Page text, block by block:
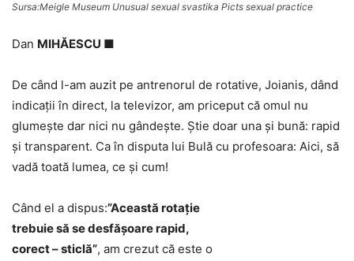
Sursa:Meigle Museum Unusual sexual svastika Picts sexual practice
Dan MIHĂESCU ■
De când l-am auzit pe antrenorul de rotative, Joianis, dând
indicaţii în direct, la televizor, am priceput că omul nu
glumeşte dar nici nu gândeşte. Ştie doar una şi bună: rapid
şi transparent. Ca în disputa lui Bulă cu profesoara: Aici, să
vadă toată lumea, ce şi cum!
Când el a dispus:”Această rotaţie
trebuie să se desfăşoare rapid,
corect – sticlă”, am crezut că este o